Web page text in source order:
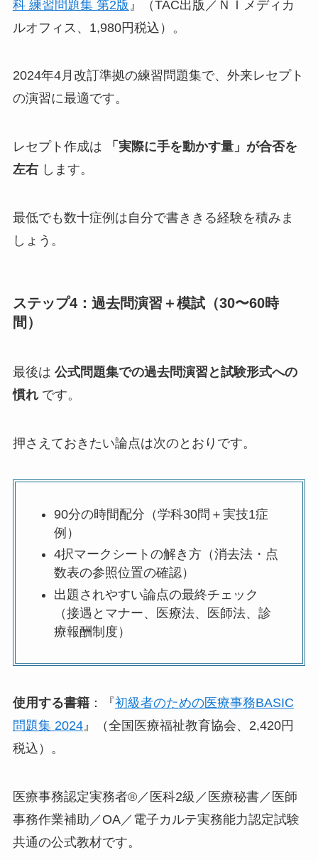
科 練習問題集 第2版 』（TAC出版／ＮＩメディカ
ルオフィス、1,980円税込）。
2024年4月改訂準拠の練習問題集で、外来レセプト
の演習に最適です。
レセプト作成は
「実際に手を動かす量」が合否を
左右します。
最低でも数十症例は自分で書ききる経験を積みま
しょう。
ステップ4：過去問演習＋模試（30〜60時
間）
最後は 公式問題集での過去問演習と試験形式への
慣れです。
押さえておきたい論点は次のとおりです。
90分の時間配分（学科30問＋実技1症
例）
4択マークシートの解き方（消去法・点
数表の参照位置の確認）
出題されやすい論点の最終チェック
（接遇とマナー、医療法、医師法、診
療報酬制度）
使用する書籍：『初級者のための医療事務BASIC
問題集 2024』（全国医療福祉教育協会、2,420円
税込）。
医療事務認定実務者®／医科2級／医療秘書／医師
事務作業補助／OA／電子カルテ実務能力認定試験
共通の公式教材です。